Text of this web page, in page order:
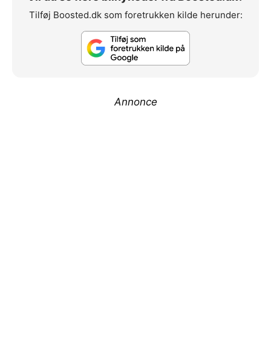
Tilføj Boosted.dk som foretrukken kilde herunder:
Annonce